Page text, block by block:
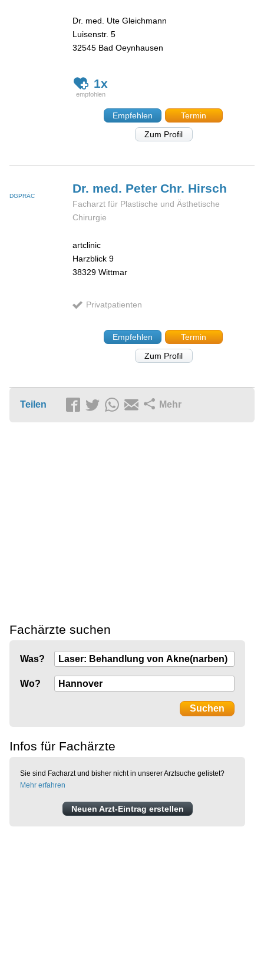
Dr. med. Ute Gleichmann
Luisenstr. 5
32545 Bad Oeynhausen
1x
Empfehlen
Termin
Zum Profil
DGPRÄC
Dr. med. Peter Chr. Hirsch
Facharzt für Plastische und Ästhetische
Chirurgie
artclinic
Harzblick 9
38329 Wittmar
Privatpatienten
Empfehlen
Termin
Zum Profil
Teilen Mehr
Fachärzte suchen
Was?
Wo?
Infos für Fachärzte
Sie sind Facharzt und bisher nicht in unserer Arztsuche gelistet?
Mehr erfahren
Neuen Arzt-Eintrag erstellen